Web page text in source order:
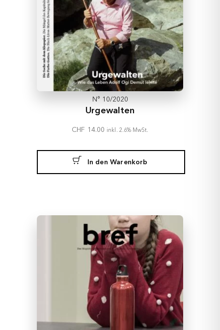
N° 10/2020
Urgewalten
CHF 14.00 inkl. 2.6% MwSt.
In den Warenkorb